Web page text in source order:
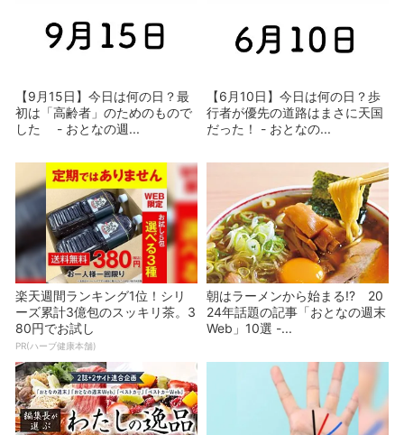
【9月15日】今日は何の日？最
初は「高齢者」のためのもので
した - おとなの週...
【6月10日】今日は何の日？歩
行者が優先の道路はまさに天国
だった！ - おとなの...
楽天週間ランキング1位！シリ
ーズ累計3億包のスッキリ茶。3
80円でお試し
PR(ハーブ健康本舗)
朝はラーメンから始まる!? 20
24年話題の記事「おとなの週末
Web」10選 -...